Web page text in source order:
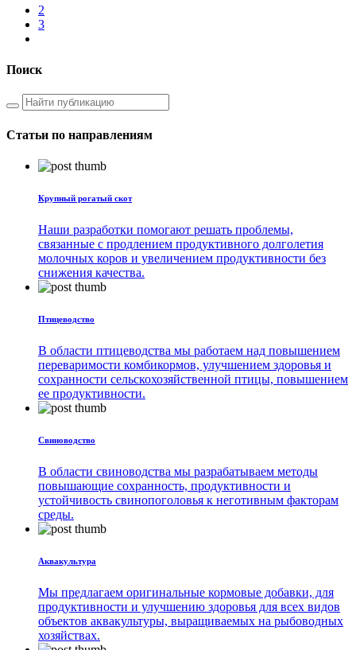
2
3
Поиск
Статьи по направлениям
Крупный рогатый скот
Наши разработки помогают решать проблемы,
связанные с продлением продуктивного долголетия
молочных коров и увеличением продуктивности без
снижения качества.
Птицеводство
В области птицеводства мы работаем над повышением
переваримости комбикормов, улучшением здоровья и
сохранности сельскохозяйственной птицы, повышением
ее продуктивности.
Свиноводство
В области свиноводства мы разрабатываем методы
повышающие сохранность, продуктивности и
устойчивость свинопоголовья к неготивным факторам
среды.
Аквакультура
Мы предлагаем оригинальные кормовые добавки, для
продуктивности и улучшению здоровья для всех видов
объектов аквакультуры, выращиваемых на рыбоводных
хозяйствах.